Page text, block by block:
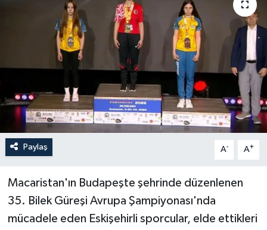
Paylaş A- A+
Macaristan'ın Budapeşte şehrinde düzenlenen
35. Bilek Güreşi Avrupa Şampiyonası'nda
mücadele eden Eskişehirli sporcular, elde ettikleri
Yaşam